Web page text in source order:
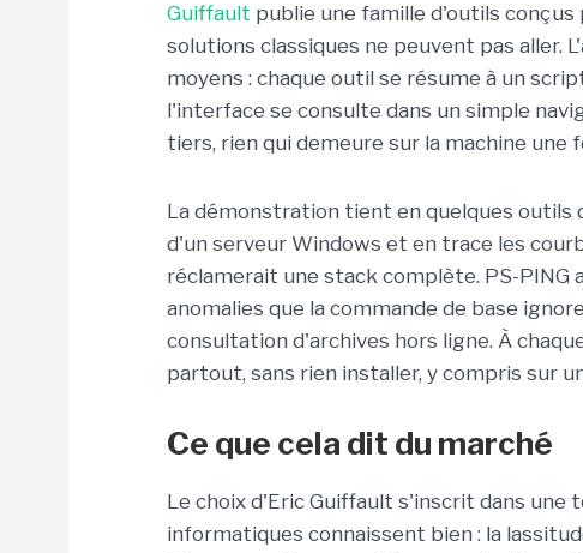
Guiffault publie une famille d'outils
solutions classiques ne peuvent pas aller.
moyens : chaque outil se résume à un
l'interface se consulte dans un simple
tiers, rien qui demeure sur la machine une
La démonstration tient en quelques outils
d'un serveur Windows et en trace les
réclamerait une stack complète. PS-
anomalies que la commande de base
consultation d'archives hors ligne. À
partout, sans rien installer, y compris sur
Ce que cela dit du marché
Le choix d'Eric Guiffault s'inscrit dans une
informatiques connaissent bien : la